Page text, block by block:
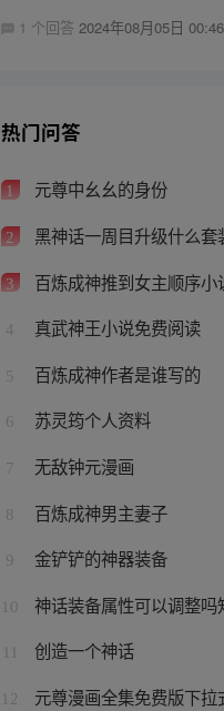
1 个回答2024年08月05日 00:46
热门问答
1 元尊中幺幺的身份
2 黑神话一周目升级什么套
3 百炼成神推到女主顺序小
4 真武神王小说免费阅读
5 百炼成神作者是谁写的
6 苏灵筠个人资料
7 无敌钟元漫画
8 百炼成神男主妻子
9 金铲铲的神器装备
10 神话装备属性可以调整吗
创造一个神话
12 元尊漫画全集免费版下拉